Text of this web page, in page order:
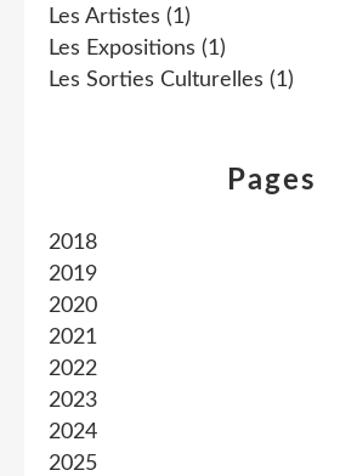
Les Artistes (1)
Les Expositions (1)
Les Sorties Culturelles (1)
Pages
2018
2019
2020
2021
2022
2023
2024
2025